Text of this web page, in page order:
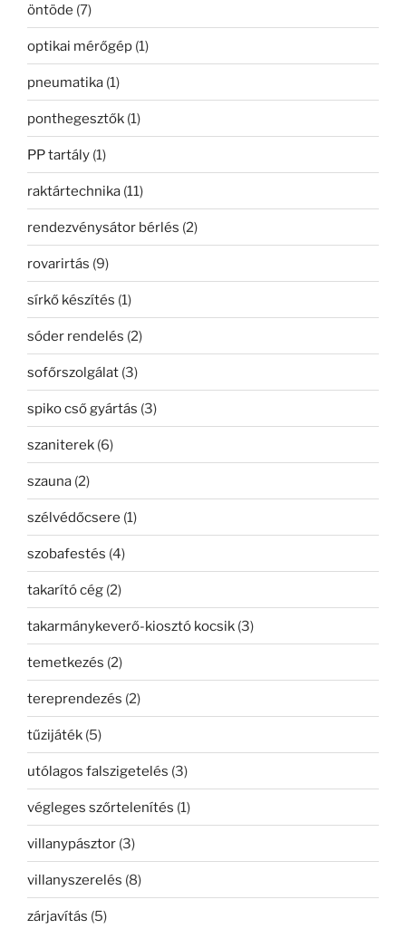
öntöde (7)
optikai mérőgép (1)
pneumatika (1)
ponthegesztők (1)
PP tartály (1)
raktártechnika (11)
rendezvénysátor bérlés (2)
rovarirtás (9)
sírkő készítés (1)
sóder rendelés (2)
sofőrszolgálat (3)
spiko cső gyártás (3)
szaniterek (6)
szauna (2)
szélvédőcsere (1)
szobafestés (4)
takarító cég (2)
takarmánykeverő-kiosztó kocsik (3)
temetkezés (2)
tereprendezés (2)
tűzijáték (5)
utólagos falszigetelés (3)
végleges szőrtelenítés (1)
villanypásztor (3)
villanyszerelés (8)
zárjavítás (5)